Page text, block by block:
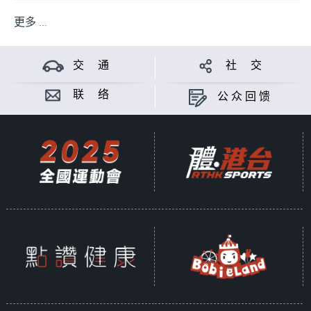
更多 ...
交 通 社 交
联 络 公众回馈